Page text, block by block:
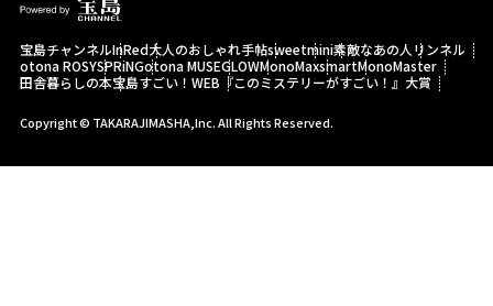
宝島チャンネルInRed大人のおしゃれ手帖sweetmini素敵なあの人 リンネル
otona ROSYSPRiNGotona MUSEGLOWMonoMaxsmartMonoMaster
田舎暮らしの本宝島すごい！WEB 『このミステリーがすごい！』大賞
Copyright © TAKARAJIMASHA,Inc. All Rights Reserved.